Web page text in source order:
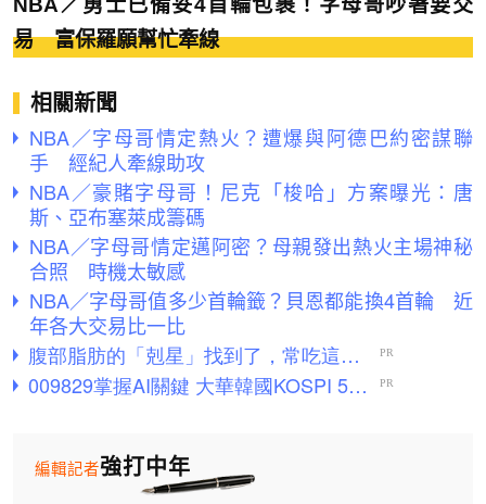
易 富保羅願幫忙牽線
相關新聞
NBA／字母哥情定熱火？遭爆與阿德巴約密謀聯
手 經紀人牽線助攻
NBA／豪賭字母哥！尼克「梭哈」方案曝光：唐
斯、亞布塞萊成籌碼
NBA／字母哥情定邁阿密？母親發出熱火主場神秘
合照 時機太敏感
NBA／字母哥值多少首輪籤？貝恩都能換4首輪 近
年各大交易比一比
強打中年
編輯記者